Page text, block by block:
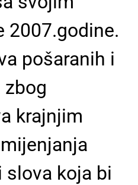
2007.godine.
pošaranih i
krajnjim
slova koja bi